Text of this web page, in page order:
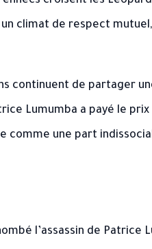
climat de respect
continuent de partager
Lumumba a payé le
comme une part
l’assassin de